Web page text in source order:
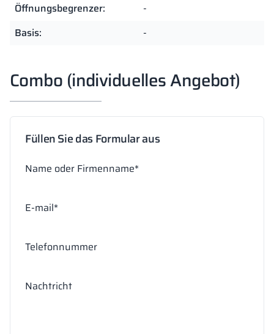
Öffnungsbegrenzer:
-
Basis:
-
Combo (individuelles Angebot)
Füllen Sie das Formular aus
Name oder Firmenname*
E-mail*
Telefonnummer
Nachtricht